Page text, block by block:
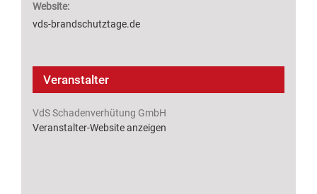
Website:
vds-brandschutztage.de
Veranstalter
VdS Schadenverhütung GmbH
Veranstalter-Website anzeigen